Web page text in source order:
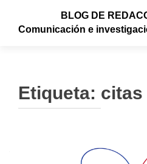
BLOG DE
Comunicación e
Etiqueta: citas